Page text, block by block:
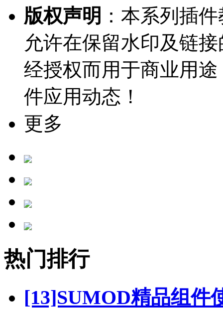
版权声明 ：本系列插
允许在保留水印及链
经授权而用于商业用
件应用动态！
更多
热门排行
[13]SUMOD精品组件